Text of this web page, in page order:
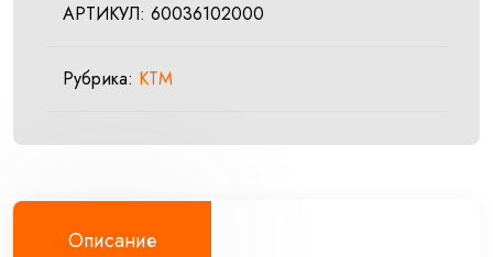
АРТИКУЛ: 60036102000
Рубрика: KTM
Описание